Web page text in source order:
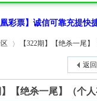
凰彩票】诚信可靠充提快
【322期】【绝杀一尾
返
】【绝杀一尾】（个